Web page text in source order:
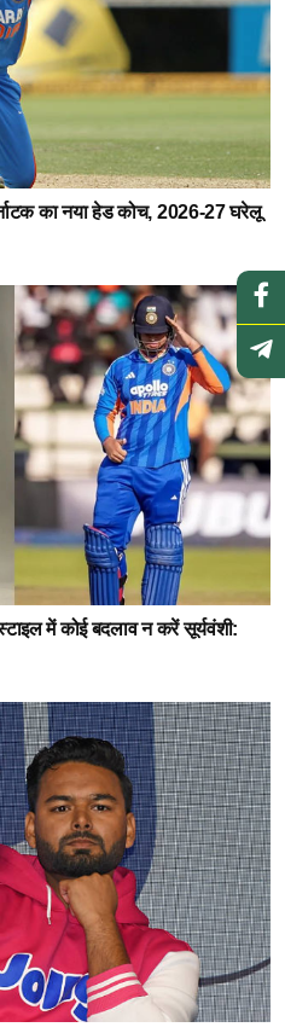
का नया हेड कोच, 2026-27 घरेलू
में कोई बदलाव न करें सूर्यवंशी: